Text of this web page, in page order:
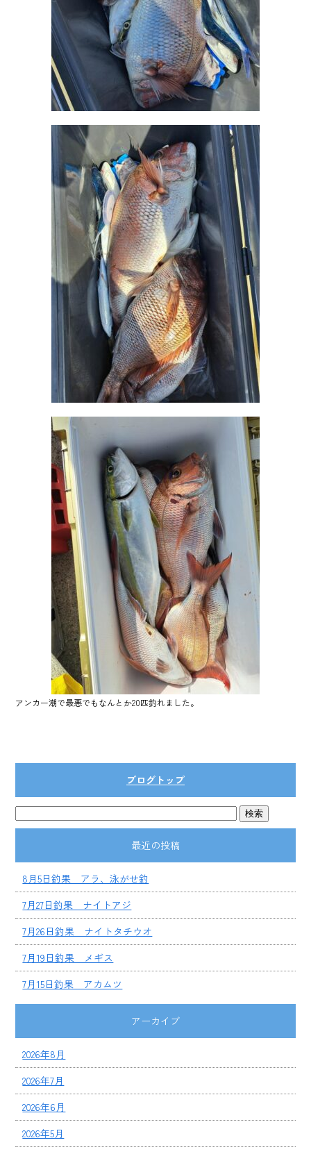
アンカー潮で最悪でもなんとか20匹釣れました。
ブログトップ
最近の投稿
8月5日釣果 アラ、泳がせ釣
7月27日釣果 ナイトアジ
7月26日釣果 ナイトタチウオ
7月19日釣果 メギス
7月15日釣果 アカムツ
アーカイブ
2026年8月
2026年7月
2026年6月
2026年5月